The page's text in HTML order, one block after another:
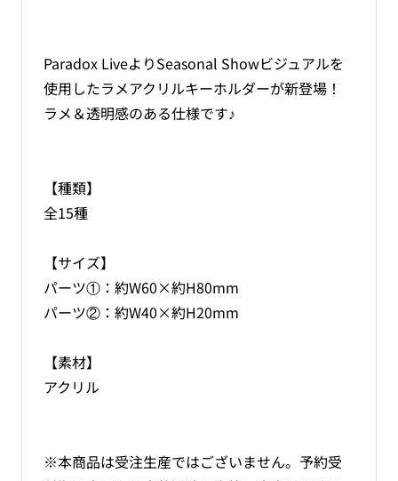
量
を
減
量
を
Paradox LiveよりSeasonal Showビジュアルを
使用したラメアクリルキーホルダーが新登場！
ラメ＆透明感のある仕様です♪
【種類】
全15種
【サイズ】
パーツ①：約W60×約H80mm
パーツ②：約W40×約H20mm
【素材】
アクリル
※本商品は受注生産ではございません。予約受